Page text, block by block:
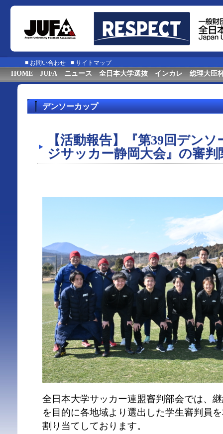
■ お問い合わせ ■ サイトマップ
HOME JUFA ニュース 全日本大学選抜 インカレ 総理大臣
デンソーカップ
【活動報告】『第39回デン
ジサッカー静岡大会』の審
全日本大学サッカー連盟審判部会では、
を目的に各地域より選出した学生審判員
割り当てしております。